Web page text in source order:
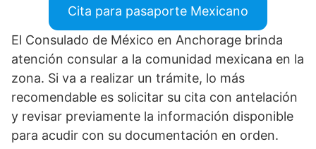
Cita para pasaporte Mexicano
El Consulado de México en Anchorage brinda
atención consular a la comunidad mexicana en la
zona. Si va a realizar un trámite, lo más
recomendable es solicitar su cita con antelación
y revisar previamente la información disponible
para acudir con su documentación en orden.